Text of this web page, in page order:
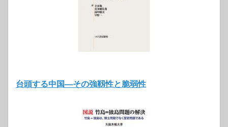
台頭する中国―その強靱性と脆弱性